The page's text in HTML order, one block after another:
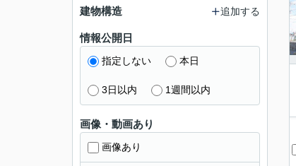
建物構造 追加する
情報公開日
指定しない 本日
3日以内 1週間以内
画像・動画あり
画像あり